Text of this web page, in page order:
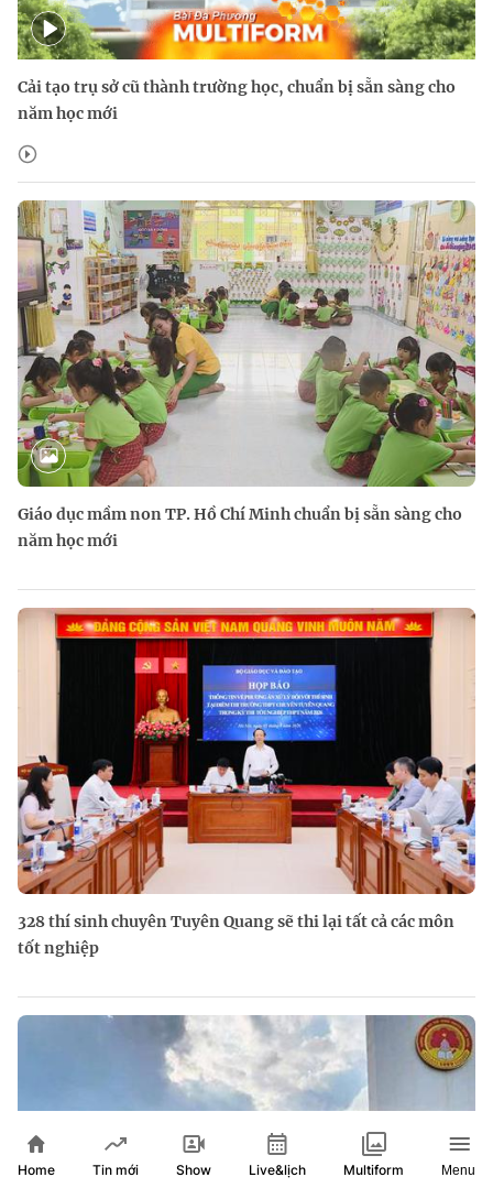
Cải tạo trụ sở cũ thành trường học, chuẩn bị sẵn sàng cho
năm học mới
Giáo dục mầm non TP. Hồ Chí Minh chuẩn bị sẵn sàng cho
năm học mới
328 thí sinh chuyên Tuyên Quang sẽ thi lại tất cả các môn
tốt nghiệp
Home Tin mới Show Live&lịch Multiform Menu